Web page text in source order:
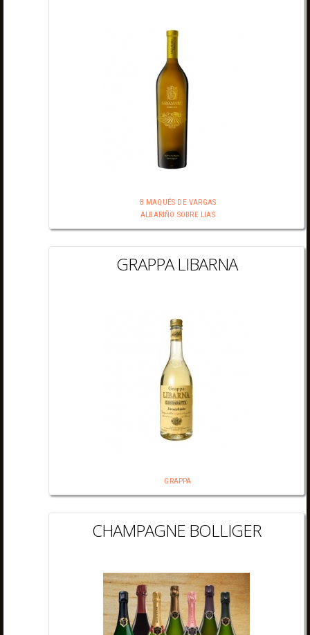
B MAQUÉS DE VARGAS
ALBARIÑO SOBRE LIAS
GRAPPA LIBARNA
GRAPPA
CHAMPAGNE BOLLIGER